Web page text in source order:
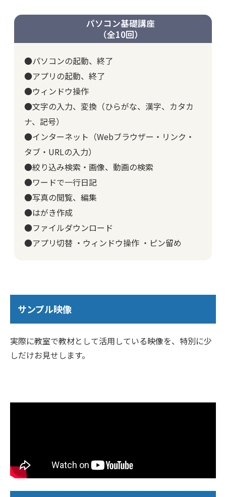
パソコン基礎講座
（全10回）
●パソコンの起動、終了
●アプリの起動、終了
●ウィンドウ操作
●文字の入力、変換（ひらがな、漢字、カタカ
ナ、記号）
●インターネット（Webブラウザー・リンク・
タブ・URLの入力）
●絞り込み検索・画像、動画の検索
●ワードで一行日記
●写真の閲覧、編集
●はがき作成
●ファイルダウンロード
●アプリ切替 ・ウィンドウ操作 ・ピン留め
サンプル映像
実際に教室で教材として活用している映像を、特別に少
しだけお見せします。